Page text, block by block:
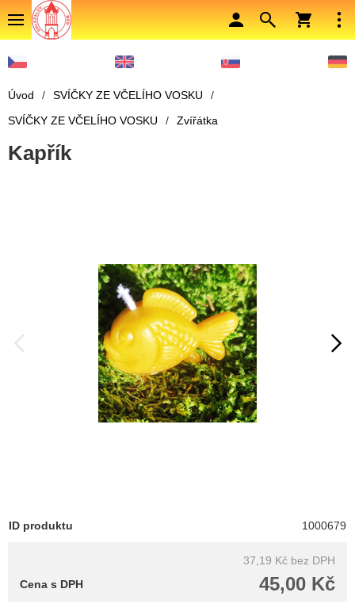
Úvod / SVÍČKY ZE VČELÍHO VOSKU
/
SVÍČKY ZE VČELÍHO VOSKU
/ Zvířátka
Kapřík
ID produktu 1000679
37,19 Kč bez DPH
45,00 Kč
Cena s DPH